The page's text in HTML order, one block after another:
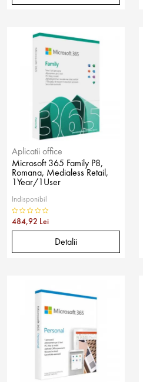
Aplicatii office
Microsoft 365 Family P8,
Romana, Medialess Retail,
1Year/1User
Indisponibil
484,92 Lei
Detalii